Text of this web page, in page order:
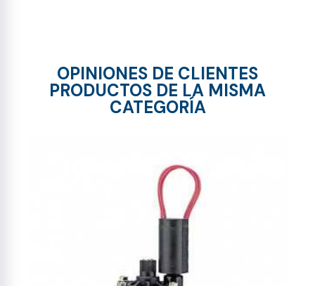
OPINIONES DE CLIENTES
PRODUCTOS DE LA MISMA
CATEGORÍA